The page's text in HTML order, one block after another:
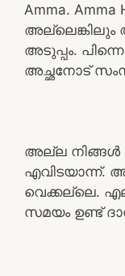
Amma.
അല്ലെങ്കിലും
അടുപ്പം.
അച്ഛനോട്
അല്ല നിങ്ങൾ
എവിടയാന്ന്.
വെക്കല്ലെ.
സമയം ഉണ്ട്